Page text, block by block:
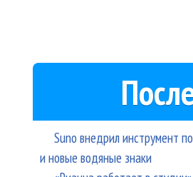
Suno внедрил инструмент
и новые водяные знаки